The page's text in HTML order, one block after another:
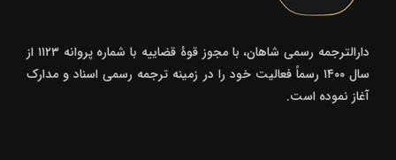
دارالترجمه رسمی شاهان، با مجوز قوۀ قضاییه با شماره پروانه ۱۱۲۳ از
سال ۱۴۰۰ رسماً فعالیت خود را در زمینه ترجمه رسمی اسناد و مدارک
آغاز نموده است.